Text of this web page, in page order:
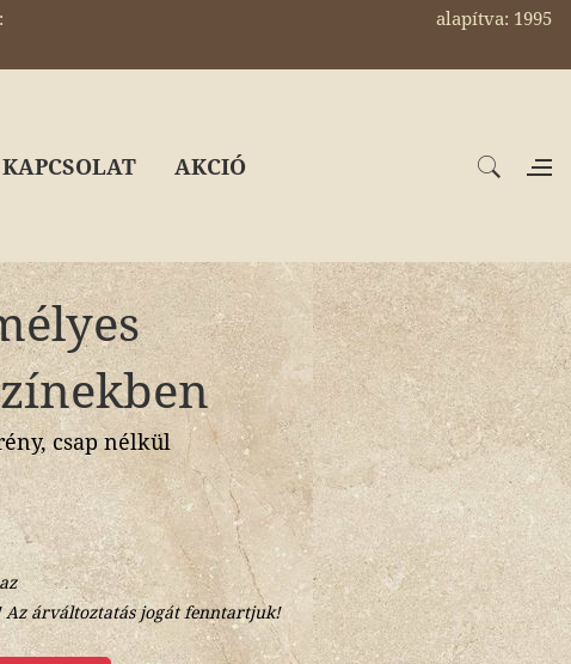
alapítva: 1995
KAPCSOLAT AKCIÓ
csap nélkül
Az árváltoztatás jogát fenntartjuk!